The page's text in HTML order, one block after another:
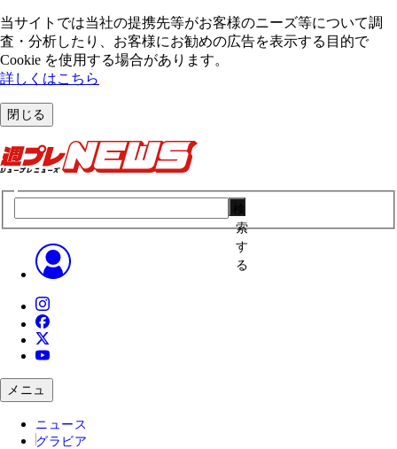
当サイトでは当社の提携先等がお客様のニーズ等について調
査・分析したり、お客様にお勧めの広告を表⽰する⽬的で
Cookie を使⽤する場合があります。
詳しくはこちら
閉じる
索
す
る
メニュ
ニュース
グラビア